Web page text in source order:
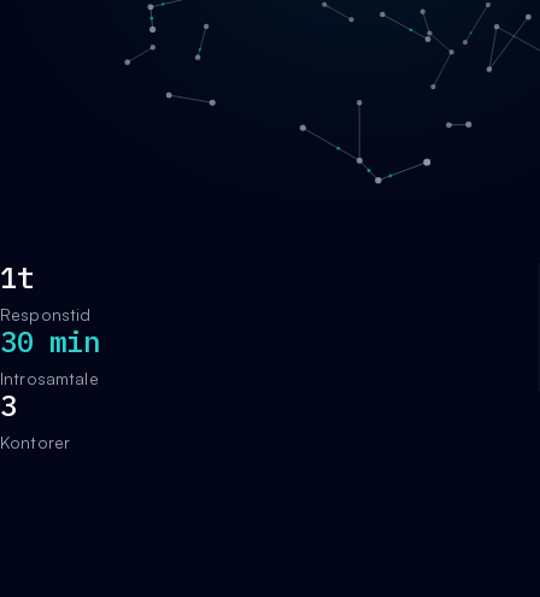
1t
Responstid
30 min
Introsamtale
3
Kontorer